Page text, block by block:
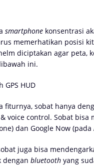
smartphone konsentrasi
memerhatikan posisi
diciptakan agar
ini.
fiturnya, sobat hanya
voice control. Sobat
dan Google Now
juga bisa
dengan bluetooth yang